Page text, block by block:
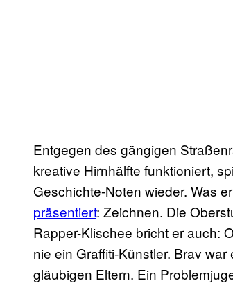
Entgegen des gängigen
kreative Hirnhälfte funktioniert,
Geschichte-Noten wieder. Was
präsentiert: Zeichnen. Die
Rapper-Klischee bricht er auch:
nie ein Graffiti-Künstler. Brav
gläubigen Eltern. Ein